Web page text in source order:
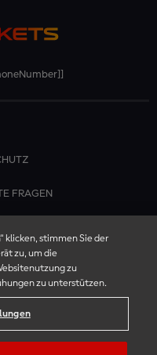
FRAGEN
klicken, stimmen Sie der
zu, um die
zu
zu unterstützen.